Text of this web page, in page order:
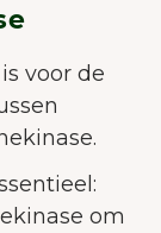
voor de
om